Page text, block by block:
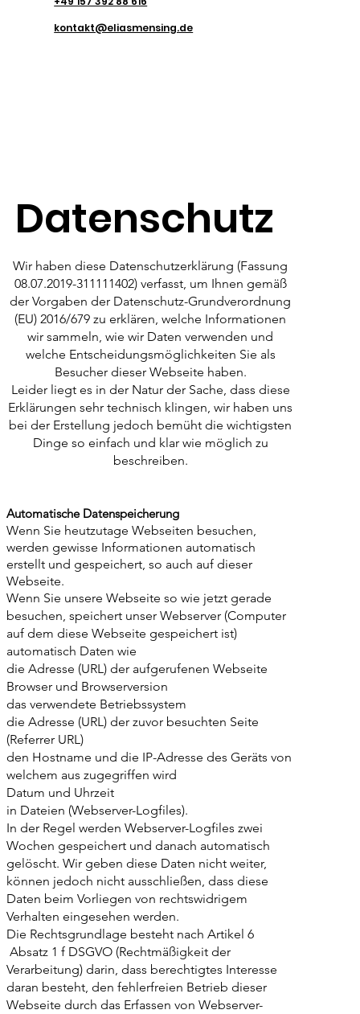
Datenschutz
Wir haben diese Datenschutzerklärung (Fassung
08.07.2019-311111402) verfasst, um Ihnen gemäß
der Vorgaben der Datenschutz-Grundverordnung
(EU) 2016/679 zu erklären, welche Informationen
wir sammeln, wie wir Daten verwenden und
welche Entscheidungsmöglichkeiten Sie als
Besucher dieser Webseite haben.
Leider liegt es in der Natur der Sache, dass diese
Erklärungen sehr technisch klingen, wir haben uns
bei der Erstellung jedoch bemüht die wichtigsten
Dinge so einfach und klar wie möglich zu
beschreiben.
Automatische Datenspeicherung
Wenn Sie heutzutage Webseiten besuchen,
werden gewisse Informationen automatisch
erstellt und gespeichert, so auch auf dieser
Webseite.
Wenn Sie unsere Webseite so wie jetzt gerade
besuchen, speichert unser Webserver (Computer
auf dem diese Webseite gespeichert ist)
automatisch Daten wie
die Adresse (URL) der aufgerufenen Webseite
Browser und Browserversion
das verwendete Betriebssystem
die Adresse (URL) der zuvor besuchten Seite
(Referrer URL)
den Hostname und die IP-Adresse des Geräts von
welchem aus zugegriffen wird
Datum und Uhrzeit
in Dateien (Webserver-Logfiles).
In der Regel werden Webserver-Logfiles zwei
Wochen gespeichert und danach automatisch
gelöscht. Wir geben diese Daten nicht weiter,
können jedoch nicht ausschließen, dass diese
Daten beim Vorliegen von rechtswidrigem
Verhalten eingesehen werden.
Die Rechtsgrundlage besteht nach Artikel 6
Absatz 1 f DSGVO (Rechtmäßigkeit der
Verarbeitung) darin, dass berechtigtes Interesse
daran besteht, den fehlerfreien Betrieb dieser
Webseite durch das Erfassen von Webserver-
kontakt@eliasmensing.de